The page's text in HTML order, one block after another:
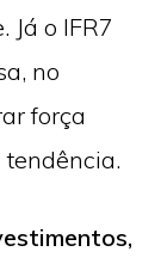
Já o IFR7
no
força